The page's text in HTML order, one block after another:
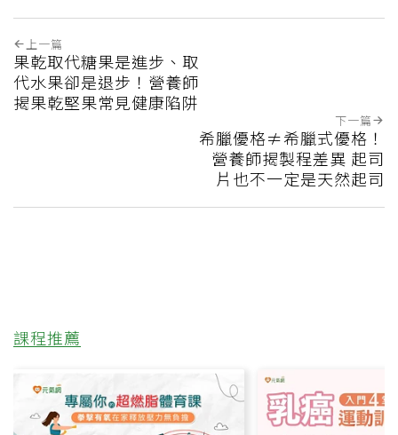
上一篇
果乾取代糖果是進步、取
代水果卻是退步！營養師
揭果乾堅果常見健康陷阱
下一篇
希臘優格≠希臘式優格！
營養師揭製程差異 起司
片也不一定是天然起司
課程推薦